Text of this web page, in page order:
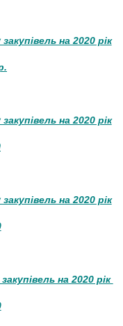
на 2020 рік
на 2020 рік
на 2020 рік
на 2020 рік